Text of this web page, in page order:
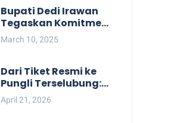
Bupati Dedi Irawan
Tegaskan Komitmen
Kepemimpinan yang
Berpihak kepada
Rapat Koordinasi OPD
March 10, 2025
Dari Tiket Resmi ke
Pungli Terselubung:
Kisruh Rp36 Juta
Pengelolaan Tiket
April 21, 2026